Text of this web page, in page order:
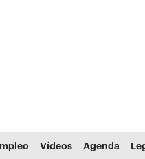
Vídeos Agenda